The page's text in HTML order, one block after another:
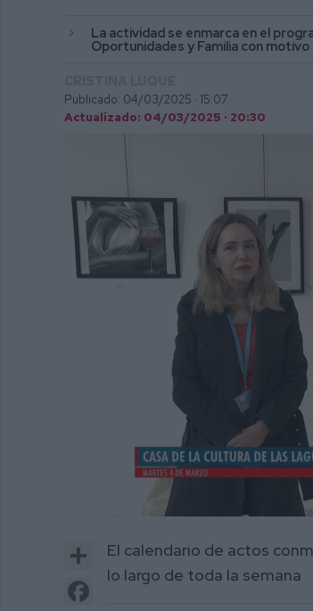
La actividad se enmarca en el
Oportunidades y Familia con motivo
Publicado: 04/03/2025 · 15:07
Actualizado: 04/03/2025 · 20:30
2
minutes,
28
seconds
Share
Facebook
El calendario de actos
lo largo de toda la semana